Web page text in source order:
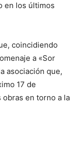
en los últimos
coincidiendo
a «Sor
asociación que,
17 de
en torno a la